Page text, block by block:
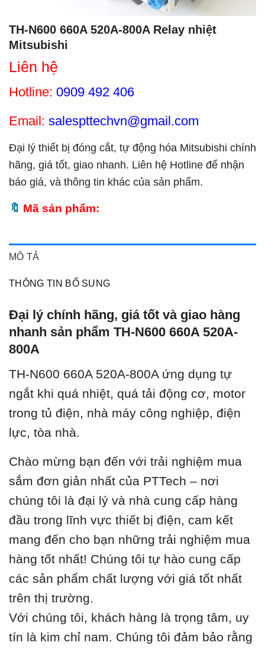
TH-N600 660A 520A-800A Relay nhiệt
Mitsubishi
Liên hệ
Hotline: 0909 492 406
Email: salespttechvn@gmail.com
Đại lý thiết bị đóng cắt, tự động hóa Mitsubishi chính
hãng, giá tốt, giao nhanh. Liên hệ Hotline để nhận
báo giá, và thông tin khác của sản phẩm.
Mã sản phẩm:
MÔ TẢ
THÔNG TIN BỔ SUNG
Đại lý chính hãng, giá tốt và giao hàng
nhanh sản phẩm TH-N600 660A 520A-
800A
TH-N600 660A 520A-800A ứng dụng tự
ngắt khi quá nhiệt, quá tải động cơ, motor
trong tủ điện, nhà máy công nghiệp, điện
lực, tòa nhà.
Chào mừng bạn đến với trải nghiệm mua
sắm đơn giản nhất của PTTech – nơi
chúng tôi là đại lý và nhà cung cấp hàng
đầu trong lĩnh vực thiết bị điện, cam kết
mang đến cho bạn những trải nghiệm mua
hàng tốt nhất! Chúng tôi tự hào cung cấp
các sản phẩm chất lượng với giá tốt nhất
trên thị trường.
Với chúng tôi, khách hàng là trọng tâm, uy
tín là kim chỉ nam. Chúng tôi đảm bảo rằng